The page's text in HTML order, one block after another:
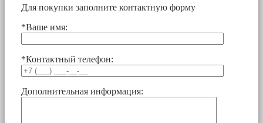
Для покупки заполните контактную форму
*Ваше имя:
*Контактный телефон:
Дополнительная информация: